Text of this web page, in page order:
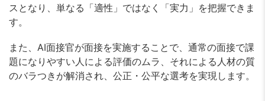
スとなり、単なる「適性」ではなく「実力」を把握できま
す。
また、AI面接官が面接を実施することで、通常の面接で課
題になりやすい人による評価のムラ、それによる人材の質
のバラつきが解消され、公正・公平な選考を実現します。